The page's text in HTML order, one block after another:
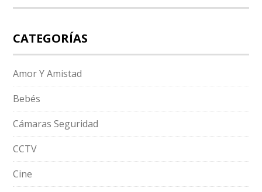
CATEGORÍAS
Amor Y Amistad
Bebés
Cámaras Seguridad
CCTV
Cine